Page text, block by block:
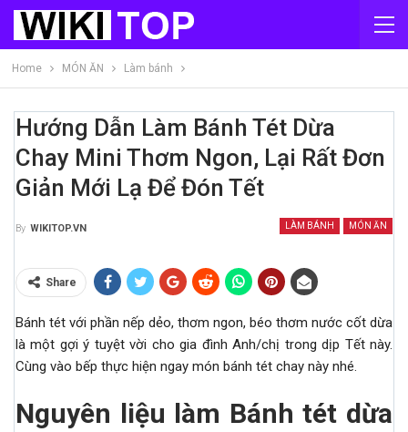
Home MÓN ĂN Làm bánh
Hướng Dẫn Làm Bánh Tét Dừa
Chay Mini Thơm Ngon, Lại Rất Đơn
Giản Mới Lạ Để Đón Tết
LÀM BÁNH MÓN ĂN
By WIKITOP.VN
Share
Bánh tét với phần nếp dẻo, thơm ngon, béo thơm nước cốt dừa
là một gợi ý tuyệt vời cho gia đình Anh/chị trong dịp Tết này.
Cùng vào bếp thực hiện ngay món bánh tét chay này nhé.
Nguyên liệu làm Bánh tét dừa